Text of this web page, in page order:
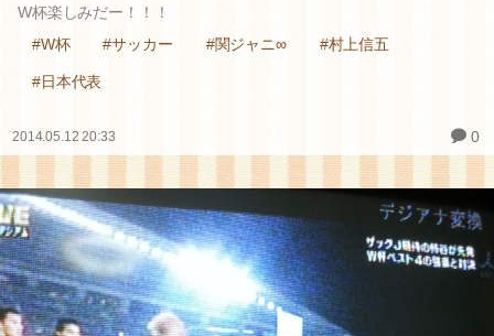
W杯楽しみだー！！！
#W杯
#サッカー #関ジャニ∞ #村上信五
#日本代表
2014.05.12 20:33 0